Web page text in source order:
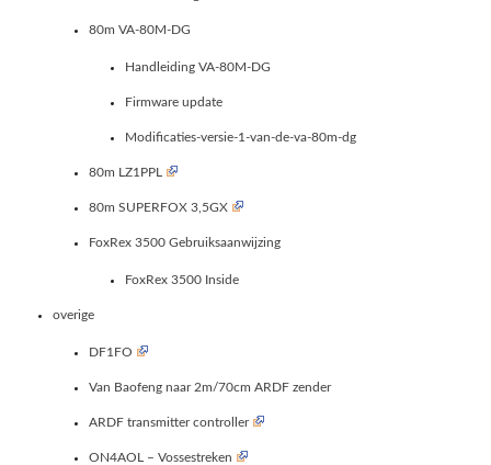
80m VA-80M-DG
Handleiding VA-80M-DG
Firmware update
Modificaties-versie-1-van-de-va-80m-dg
80m LZ1PPL
80m SUPERFOX 3,5GX
FoxRex 3500 Gebruiksaanwijzing
FoxRex 3500 Inside
overige
DF1FO
Van Baofeng naar 2m/70cm ARDF zender
ARDF transmitter controller
ON4AOL – Vossestreken